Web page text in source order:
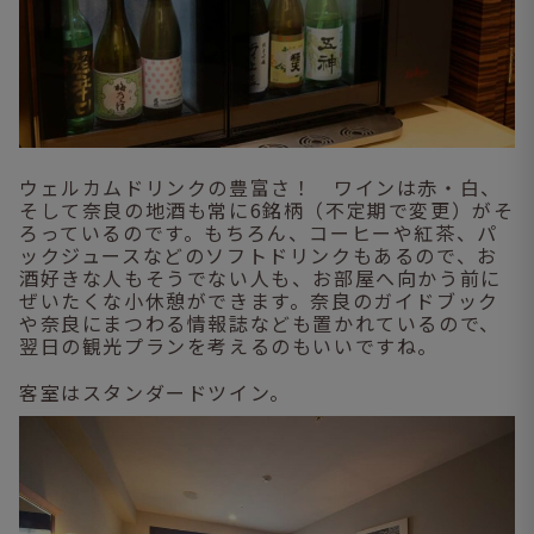
ウェルカムドリンクの豊富さ！ ワインは赤・白、
そして奈良の地酒も常に6銘柄（不定期で変更）がそ
ろっているのです。もちろん、コーヒーや紅茶、パ
ックジュースなどのソフトドリンクもあるので、お
酒好きな人もそうでない人も、お部屋へ向かう前に
ぜいたくな小休憩ができます。奈良のガイドブック
や奈良にまつわる情報誌なども置かれているので、
翌日の観光プランを考えるのもいいですね。
客室はスタンダードツイン。